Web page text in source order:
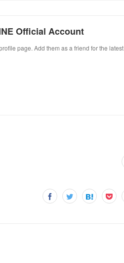
Official Account
page. Add them as a friend for the latest